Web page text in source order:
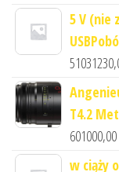
5 V (nie
T4.2
601000,00
w ciąży